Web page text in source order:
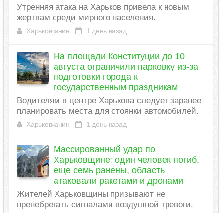
Утренняя атака на Харьков привела к новым
жертвам среди мирного населения.
Харьковчанин 1 день назад
На площади Конституции до 10
августа ограничили парковку из-за
подготовки города к
государственным праздникам
Водителям в центре Харькова следует заранее
планировать места для стоянки автомобилей.
Харьковчанин 1 день назад
Массированный удар по
Харьковщине: один человек погиб,
еще семь ранены, область
атаковали ракетами и дронами
Жителей Харьковщины призывают не
пренебрегать сигналами воздушной тревоги.